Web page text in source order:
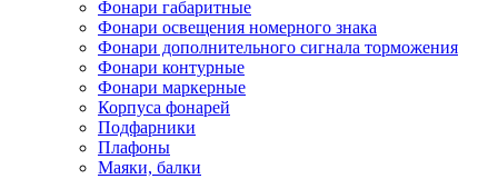
Фонари габаритные
Фонари освещения номерного знака
Фонари дополнительного сигнала торможения
Фонари контурные
Фонари маркерные
Корпуса фонарей
Подфарники
Плафоны
Маяки, балки